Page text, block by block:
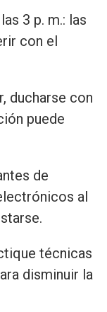
3 p. m.: las
con el
ducharse con
puede
de
al
técnicas
disminuir la